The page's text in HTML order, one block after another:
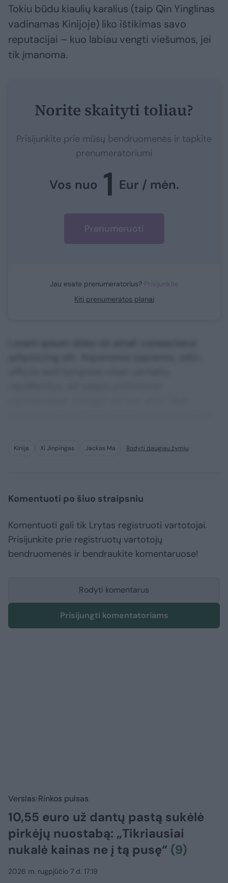
Tokiu būdu kiaulių karalius (taip Qin Yinglinas
vadinamas Kinijoje) liko ištikimas savo
reputacijai – kuo labiau vengti viešumos, jei
tik įmanoma.
Norite skaityti toliau?
Prisijunkite prie mūsų bendruomenės ir tapkite
prenumeratoriumi
Vos nuo 1 Eur / mėn.
Prenumeruoti
Jau esate prenumeratorius? Prisijunkite
Kiti prenumeratos planai
Kinija Xi Jinpingas Jackas Ma Rodyti daugiau žymių
Komentuoti po šiuo straipsniu
Komentuoti gali tik Lrytas registruoti vartotojai.
Prisijunkite prie registruotų vartotojų
bendruomenės ir bendraukite komentaruose!
Rodyti komentarus
Prisijungti komentatoriams
Verslas Rinkos pulsas
10,55 euro už dantų pastą sukėlė
pirkėjų nuostabą: „Tikriausiai
nukalė kainas ne į tą pusę“ (9)
2026 m. rugpjūčio 7 d. 17:19